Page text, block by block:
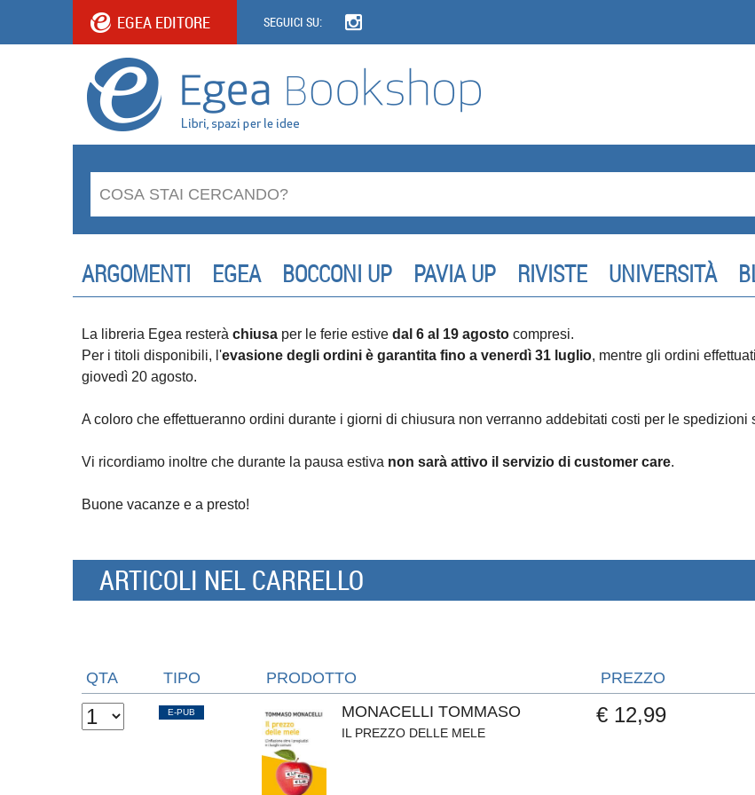
EGEA EDITORE SEGUICI SU:
ARGOMENTI EGEA BOCCONI UP PAVIA UP RIVISTE UNIVERSITÀ
La libreria Egea resterà chiusa per le ferie estive dal 6 al 19 agosto compresi.
Per i titoli disponibili, l'evasione degli ordini è garantita fino a venerdì 31 luglio, mentre gli ordini
giovedì 20 agosto.
A coloro che effettueranno ordini durante i giorni di chiusura non verranno addebitati costi per le spedizioni
Vi ricordiamo inoltre che durante la pausa estiva non sarà attivo il servizio di customer care.
Buone vacanze e a presto!
ARTICOLI NEL CARRELLO
QTA TIPO PRODOTTO PREZZO
E-PUB MONACELLI TOMMASO
IL PREZZO DELLE MELE
€ 12,99